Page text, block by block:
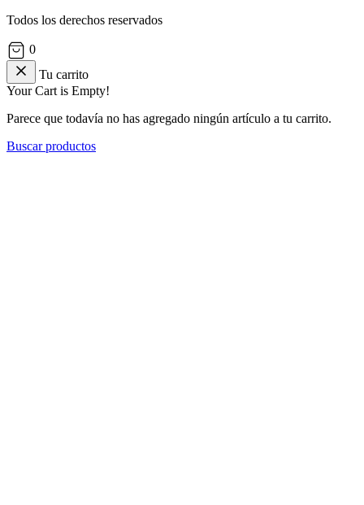
Todos los derechos reservados
0
Tu carrito
Your Cart is Empty!
Parece que todavía no has agregado ningún artículo a tu carrito.
Buscar productos